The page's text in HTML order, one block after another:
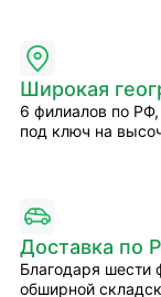
Широкая
6 филиалов по РФ,
под ключ на
Доставка по
Благодаря шести
обширной